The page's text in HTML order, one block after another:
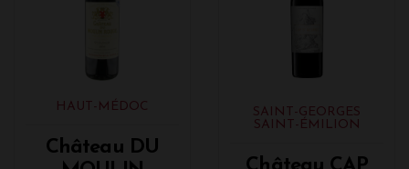
HAUT-MÉDOC
Château DU
SAINT-GEORGES
SAINT-ÉMILION